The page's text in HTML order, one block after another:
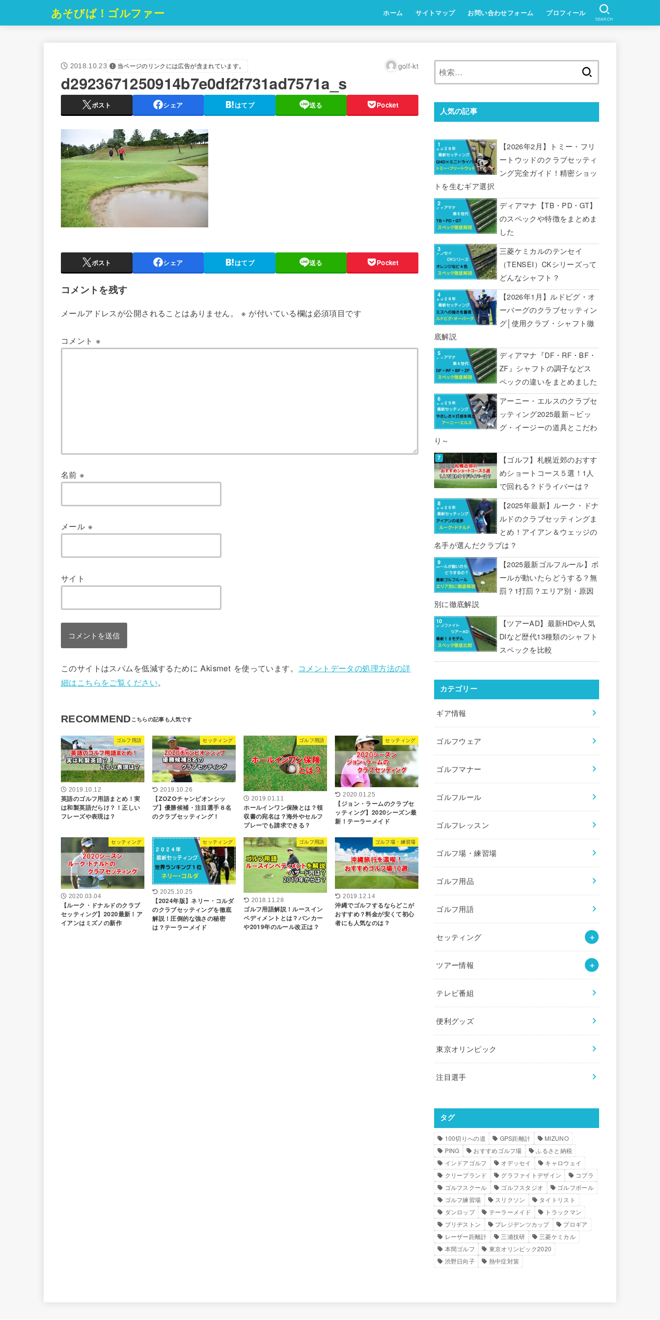
あそびば！ゴルファー ホーム サイトマップ お問い合わせフォーム プロフィール
SEARCH
2018.10.23 当ページのリンクには広告が含まれています。 golf-kt
d2923671250914b7e0df2f731ad7571a_s
ポスト シェア はてブ 送る Pocket
ポスト シェア はてブ 送る Pocket
コメントを残す
メールアドレスが公開されることはありません。 ※ が付いている欄は必須項目です
コメント※
名前※
メール ※
サイト
このサイトはスパムを低減するために Akismet を使っています。 コメントデータの処理方法の詳
細はこちらをご覧ください。
RECOMMEND
ゴルフ用語
2019.10.12
英語のゴルフ用語まとめ！実
は和製英語だらけ？！正しい
フレーズや表現は？
セッティング
2019.10.26
【ZOZOチャンピオンシッ
プ】優勝候補・注目選手８名
のクラブセッティング！
ゴルフ用語
2019.01.11
ホールインワン保険とは？領
収書の宛名は？海外やセルフ
プレーでも請求できる？
セッティング
2020.01.25
【ジョン・ラームのクラブセ
ッティング】2020シーズン最
新！テーラーメイド
セッティング
2020.03.04
【ルーク・ドナルドのクラブ
セッティング】2020最新！ア
イアンはミズノの新作
セッティング
2025.10.25
【2024年版】ネリー・コルダ
のクラブセッティングを徹底
解説！圧倒的な強さの秘密
は？テーラーメイド
ゴルフ用語
2018.11.28
ゴルフ用語解説！ルースイン
ペディメントとは？バンカー
や2019年のルール改正は？
ゴルフ場・練習場
2019.12.14
沖縄でゴルフするならどこが
おすすめ？料金が安くて初心
者にも人気なのは？
人気の記事
【2026年2月】トミー・フリ
ートウッドのクラブセッティ
ング完全ガイド！精密ショッ
トを生むギア選択
ディアマナ【TB・PD・GT】
のスペックや特徴をまとめま
した
三菱ケミカルのテンセイ
（TENSEI）CKシリーズって
どんなシャフト？
【2026年1月】ルドビグ・オ
ーバーグのクラブセッティン
グ│使用クラブ・シャフト徹
底解説
ディアマナ『DF・RF・BF・
ZF』シャフトの調子などス
ペックの違いをまとめました
アーニー・エルスのクラブセ
ッティング2025最新～ビッ
グ・イージーの道具とこだわ
り～
【ゴルフ】札幌近郊のおすす
めショートコース５選！1人
で回れる？ドライバーは？
【2025年最新】ルーク・ドナ
ルドのクラブセッティングま
とめ！アイアン＆ウェッジの
名手が選んだクラブは？
【2025最新ゴルフルール】ボ
ールが動いたらどうする？無
罰？1打罰？エリア別・原因
別に徹底解説
【ツアーAD】最新HDや人気
DIなど歴代13種類のシャフト
スペックを比較
カテゴリー
ギア情報
ゴルフウェア
ゴルフマナー
ゴルフルール
ゴルフレッスン
ゴルフ場・練習場
ゴルフ用品
ゴルフ用語
セッティング
ツアー情報
テレビ番組
便利グッズ
東京オリンピック
注目選手
タグ
100切りへの道 GPS距離計
MIZUNO
PING
おすすめゴルフ場
ふるさと納税
インドアゴルフ
オデッセイ
キャロウェイ
クリーブランド
グラファイトデザイン
コブラ
ゴルフスクール
ゴルフスタジオ
ゴルフボール
ゴルフ練習場
スリクソン
タイトリスト
ダンロップ
テーラーメイド
トラックマン
ブリヂストン
プレジデンツカップ
プロギア
レーザー距離計
三浦技研
三菱ケミカル
本間ゴルフ
東京オリンピック2020
渋野日向子
熱中症対策